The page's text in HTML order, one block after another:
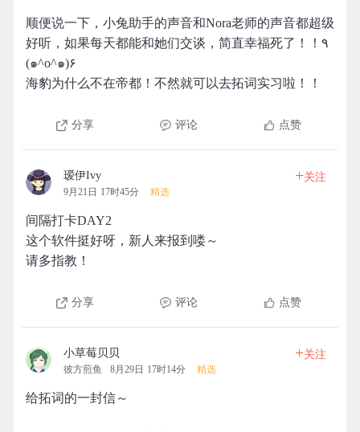
顺便说一下，小兔助手的声音和Nora老师的声音都超级
好听，如果每天都能和她们交谈，简直幸福死了！！٩
(๑^o^๑)۶
海豹为什么不在帝都！不然就可以去拓词实习啦！！
分享 评论 点赞
瑷伊Ivy
9月21日 17时45分 精选
+关注
间隔打卡DAY2
这个软件挺好呀，新人来报到喽～
请多指教！
分享 评论 点赞
小草莓贝贝
彼方煎鱼 8月29日 17时14分 精选
+关注
给拓词的一封信～